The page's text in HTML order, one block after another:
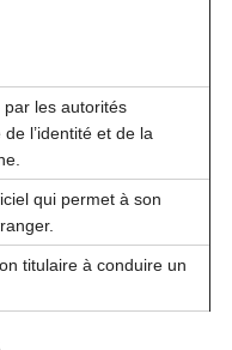
par les autorités
l’identité et de la
qui permet à son
titulaire à conduire un